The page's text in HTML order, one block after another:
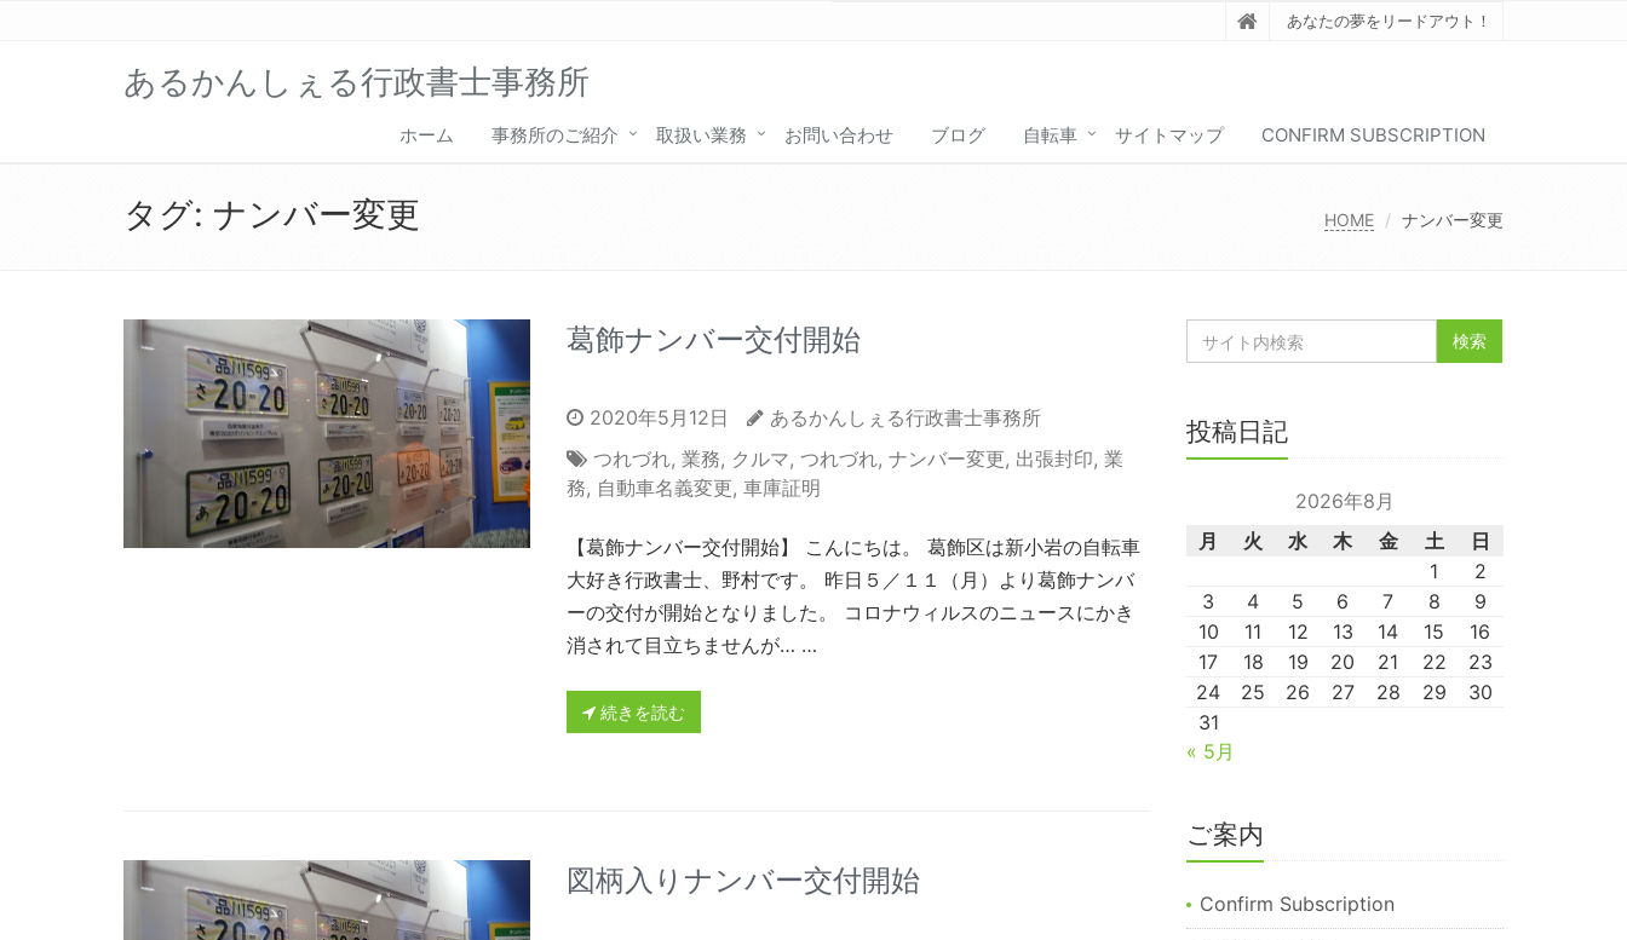
あなたの夢をリードアウト！
あるかんしぇる行政書士事務所
ホーム 事務所のご紹介 取扱い業務 お問い合わせ ブログ 自転車 サイトマップ CONFIRM SUBSCRIPTION
タグ: ナンバー変更 HOME ナンバー変更
葛飾ナンバー交付開始
2020年5月12日
あるかんしぇる行政書士事務所
つれづれ, 業務, クルマ, つれづれ, ナンバー変更, 出張封印, 業
務, 自動車名義変更, 車庫証明
【葛飾ナンバー交付開始】 こんにちは。 葛飾区は新小岩の自転車
大好き行政書士、野村です。 昨日５／１１（月）より葛飾ナンバ
ーの交付が開始となりました。 コロナウィルスのニュースにかき
消されて目立ちませんが… …
続きを読む
図柄入りナンバー交付開始
投稿日記
2026年8月
月
火 水 木 金 土
日
1
2
3
4 5 6 7 8
9
10
11 12 13 14 15
16
17
18 19 20 21 22
23
24
25 26 27 28 29
30
31
« 5月
ご案内
Confirm Subscription